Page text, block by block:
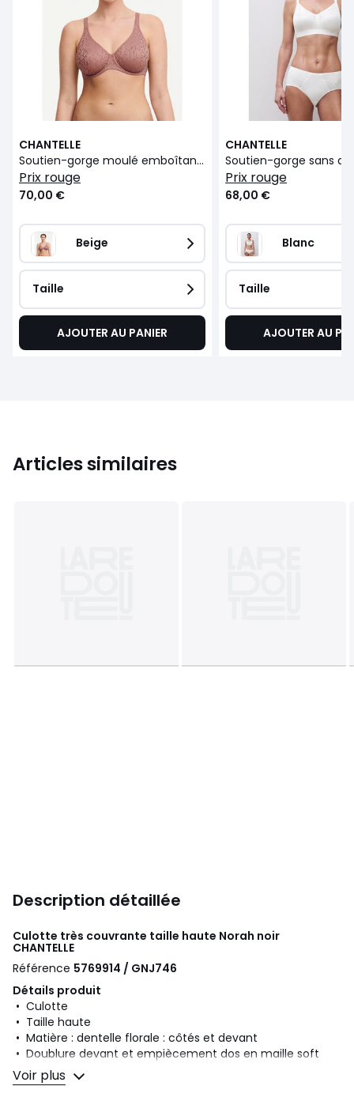
CHANTELLE
Soutien-gorge moulé emboîtant Norah
prix rouge
70,00 €
Beige
Taille
AJOUTER AU PANIER
CHANTELLE
prix rouge
68,00 €
Blanc
Taille
AJOUTER AU
Articles similaires
Description détaillée
Culotte très couvrante taille haute Norah noir
CHANTELLE
Référence 5769914 / GNJ746
Détails produit
• Culotte
• Taille haute
• Matière : dentelle florale : côtés et devant
• Doublure devant et empiècement dos en maille soft
feel, pour apporter douceur et opacité
• Bordure élastique taffetas
Voir plus